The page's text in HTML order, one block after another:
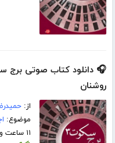
🎧 دانلود کتاب صوتی برج
روشنان
از:
موضوع:
۱۱ ساعت و ۵۰ دقیقه